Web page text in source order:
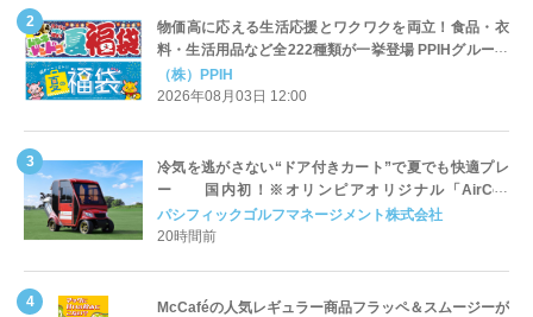
物価高に応える生活応援とワクワクを両立！食品・衣
料・生活用品など全222種類が一挙登場 PPIHグループ
「夏福袋」＆セール 8月6日(木)より順次スタート
（株）PPIH
2026年08月03日 12:00
冷気を逃がさない“ドア付きカート”で夏でも快適プレ
ー 国内初！※オリンピアオリジナル「AirCon
Cart（エアコンカート）」導入 | ＰＧＭ
パシフィックゴルフマネージメント株式会社
20時間前
McCaféの人気レギュラー商品フラッペ＆スムージーが